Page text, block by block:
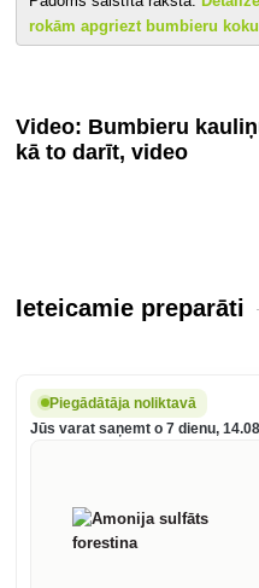
rokām apgriezt bumbieru
Video: Bumbieru
kā to darīt, video
Ieteicamie preparāti
Piegādātāja noliktavā
Jūs varat saņemt o 7 dienu,